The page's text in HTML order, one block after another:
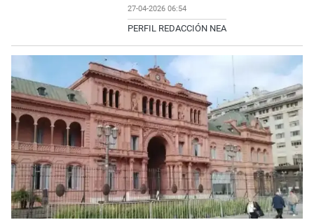
27-04-2026 06:54
PERFIL REDACCIÓN NEA